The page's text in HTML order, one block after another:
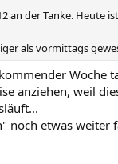
an der Tanke. Heute
als vormittags
Woche
anziehen, weil
noch etwas weiter